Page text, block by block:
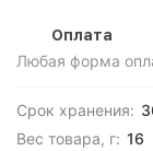
Оплата
Любая форма
Срок хранения:
Вес товара, г: 16